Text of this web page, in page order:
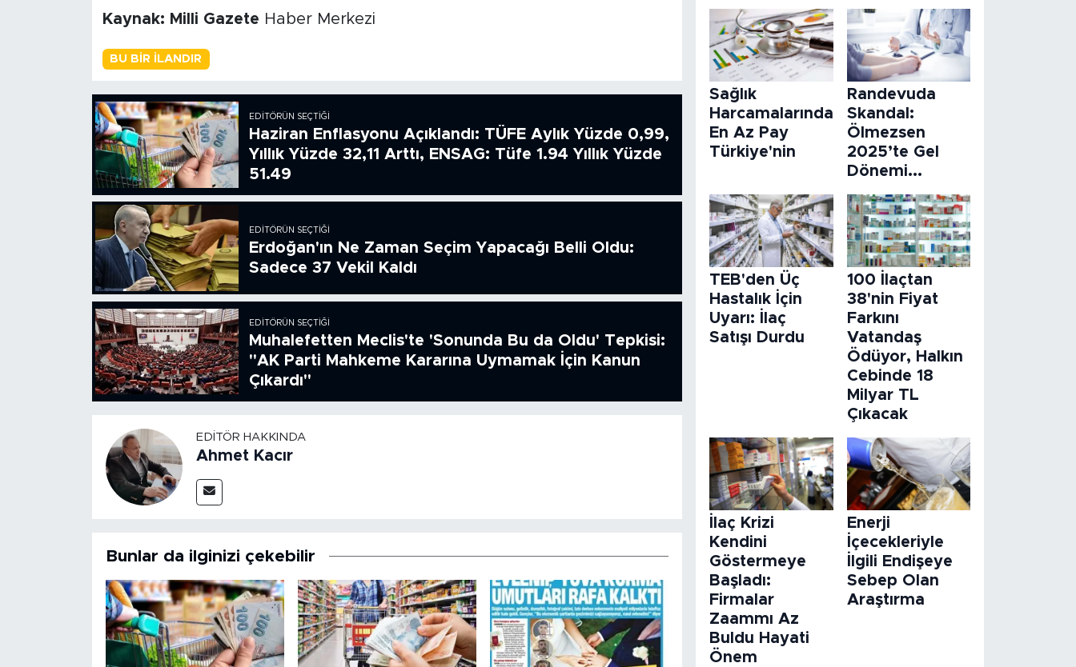
Kaynak: Milli Gazete Haber Merkezi
BU BIR İLANDIR
EDITÖRÜN SEÇTIĞI
Haziran Enflasyonu Açıklandı: TÜFE Aylık Yüzde 0,99,
Yıllık Yüzde 32,11 Arttı, ENSAG: Tüfe 1.94 Yıllık Yüzde
51.49
EDITÖRÜN SEÇTIĞI
Erdoğan'ın Ne Zaman Seçim Yapacağı Belli Oldu:
Sadece 37 Vekil Kaldı
EDITÖRÜN SEÇTIĞI
Muhalefetten Meclis'te 'Sonunda Bu da Oldu' Tepkisi:
"AK Parti Mahkeme Kararına Uymamak İçin Kanun
Çıkardı"
EDITÖR HAKKINDA
Ahmet Kacır
Bunlar da ilginizi çekebilir
Sağlık
Harcamalarında
En Az Pay
Türkiye'nin
Randevuda
Skandal:
Ölmezsen
2025’te Gel
Dönemi...
TEB'den Üç
Hastalık İçin
Uyarı: İlaç
Satışı Durdu
100 İlaçtan
38'nin Fiyat
Farkını
Vatandaş
Ödüyor, Halkın
Cebinde 18
Milyar TL
Çıkacak
İlaç Krizi
Kendini
Göstermeye
Başladı:
Firmalar
Zaammı Az
Buldu Hayati
Önem
Enerji
İçecekleriyle
İlgili Endişeye
Sebep Olan
Araştırma